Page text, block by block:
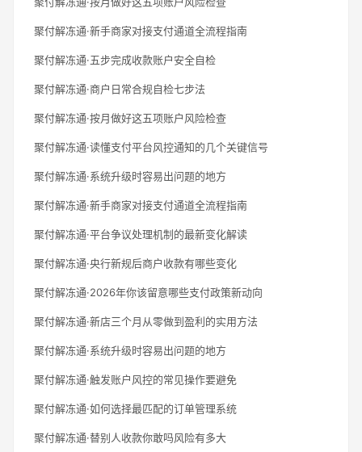
聚付解冻通·新手商家对接支付通道全流程指南
聚付解冻通·五步完成收款账户安全自检
聚付解冻通·商户日常合规自检七步法
聚付解冻通·按月做好这五项账户风险检查
聚付解冻通·读懂支付平台风控通知的几个关键信号
聚付解冻通·系统升级时容易出问题的地方
聚付解冻通·新手商家对接支付通道全流程指南
聚付解冻通·平台争议处理机制的最新变化解读
聚付解冻通·央行新规后商户收款有哪些变化
聚付解冻通·2026年你该留意哪些支付政策新动向
聚付解冻通·新店三个月从零做到盈利的实用方法
聚付解冻通·系统升级时容易出问题的地方
聚付解冻通·触发账户风控的常见操作要避免
聚付解冻通·如何选择最匹配的订单管理系统
聚付解冻通·替别人收款你敢吗风险有多大